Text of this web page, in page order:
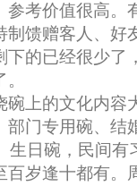
参考价值很高。
制馈赠客人、好
下的已经很少了
碗上的文化内容
部门专用碗、结
碗，民间有习
百岁逢十都有。